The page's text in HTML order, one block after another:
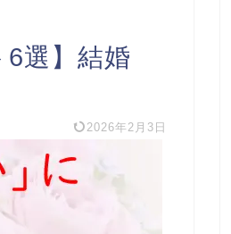
選】結婚
2026年2月3日